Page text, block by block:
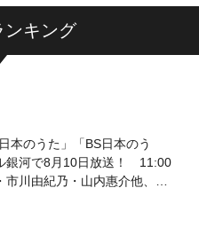
ンキング
本のうた」「BS日本のう
銀河で8月10日放送！ 11:00
市川由紀乃・山内惠介他、